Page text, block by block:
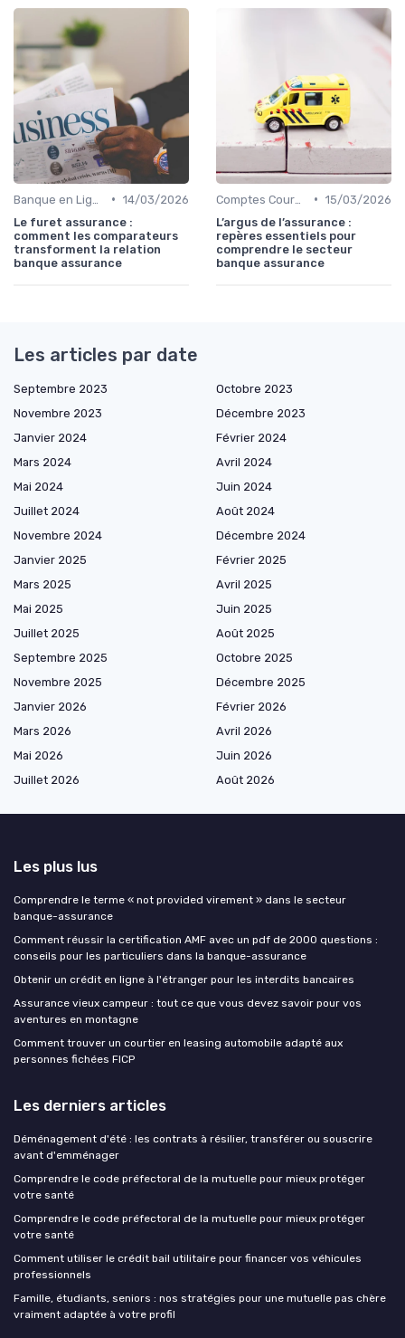
• 14/03/2026
Le furet assurance :
comment les comparateurs
transforment la relation
banque assurance
• 15/03/2026
L’argus de l’assurance :
repères essentiels pour
comprendre le secteur
banque assurance
Les articles par date
Septembre 2023
Octobre 2023
Novembre 2023
Décembre 2023
Janvier 2024
Février 2024
Mars 2024
Avril 2024
Mai 2024
Juin 2024
Juillet 2024
Août 2024
Novembre 2024
Décembre 2024
Janvier 2025
Février 2025
Mars 2025
Avril 2025
Mai 2025
Juin 2025
Juillet 2025
Août 2025
Septembre 2025
Octobre 2025
Novembre 2025
Décembre 2025
Janvier 2026
Février 2026
Mars 2026
Avril 2026
Mai 2026
Juin 2026
Juillet 2026
Août 2026
Les plus lus
Comprendre le terme « not provided virement » dans le secteur
banque-assurance
Comment réussir la certification AMF avec un pdf de 2000 questions :
conseils pour les particuliers dans la banque-assurance
Obtenir un crédit en ligne à l'étranger pour les interdits bancaires
Assurance vieux campeur : tout ce que vous devez savoir pour vos
aventures en montagne
Comment trouver un courtier en leasing automobile adapté aux
personnes fichées FICP
Les derniers articles
Déménagement d'été : les contrats à résilier, transférer ou souscrire
avant d'emménager
Comprendre le code préfectoral de la mutuelle pour mieux protéger
votre santé
Comprendre le code préfectoral de la mutuelle pour mieux protéger
votre santé
Comment utiliser le crédit bail utilitaire pour financer vos véhicules
professionnels
Famille, étudiants, seniors : nos stratégies pour une mutuelle pas chère
vraiment adaptée à votre profil